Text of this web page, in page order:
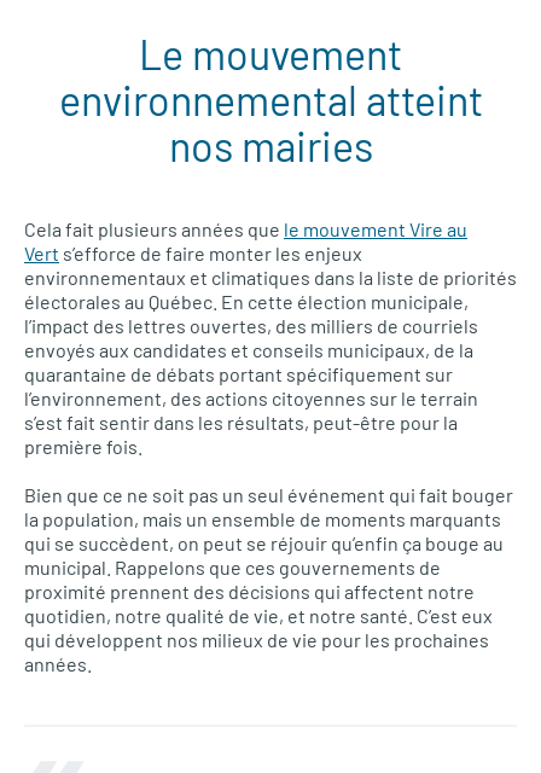
Le mouvement
environnemental atteint
nos mairies
Cela fait plusieurs années que le mouvement Vire au
Vert s’efforce de faire monter les enjeux
environnementaux et climatiques dans la liste de priorités
électorales au Québec. En cette élection municipale,
l’impact des lettres ouvertes, des milliers de courriels
envoyés aux candidates et conseils municipaux, de la
quarantaine de débats portant spécifiquement sur
l’environnement, des actions citoyennes sur le terrain
s’est fait sentir dans les résultats, peut-être pour la
première fois.
Bien que ce ne soit pas un seul événement qui fait bouger
la population, mais un ensemble de moments marquants
qui se succèdent, on peut se réjouir qu’enfin ça bouge au
municipal. Rappelons que ces gouvernements de
proximité prennent des décisions qui affectent notre
quotidien, notre qualité de vie, et notre santé. C’est eux
qui développent nos milieux de vie pour les prochaines
années.